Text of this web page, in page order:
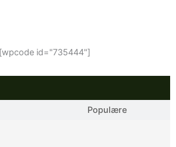
[wpcode id="735444"]
Populære